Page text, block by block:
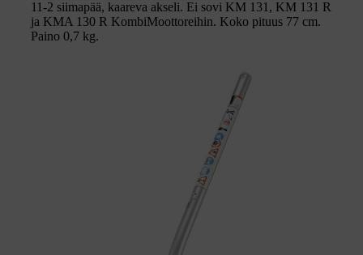
11-2 siimapää, kaareva akseli. Ei sovi KM 131, KM 131 R
ja KMA 130 R KombiMoottoreihin. Koko pituus 77 cm.
Paino 0,7 kg.